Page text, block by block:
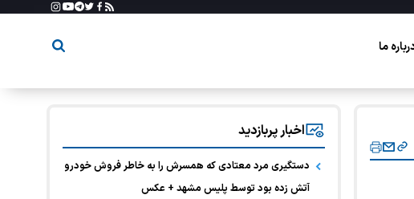
ما
اخبار پربازدید
دستگیری مرد معتادی که همسرش را به خاطر فروش خودرو
آتش زده بود توسط پلیس مشهد + عکس